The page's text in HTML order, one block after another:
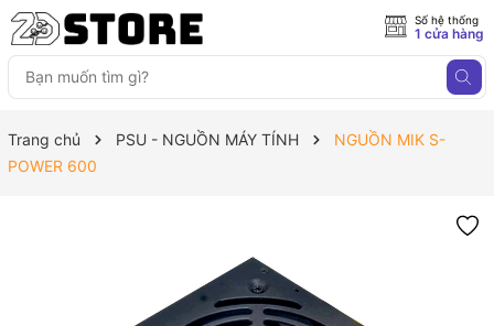
Số hệ thống
1 cửa hàng
Trang chủ PSU - NGUỒN MÁY TÍNH
NGUỒN MIK S-
POWER 600